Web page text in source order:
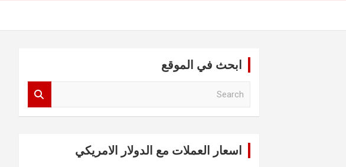
ابحث في الموقع
اسعار العملات مع الدولار الامريكي